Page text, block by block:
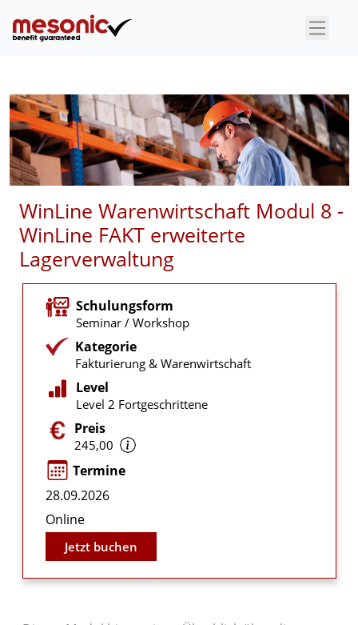
×
WinLine Warenwirtschaft Modul 8 -
WinLine FAKT erweiterte
Lagerverwaltung
Schulungsform
Seminar / Workshop
Kategorie
Fakturierung & Warenwirtschaft
Level
Level 2 Fortgeschrittene
Preis
245,00
Termine
28.09.2026
Online
Jetzt buchen